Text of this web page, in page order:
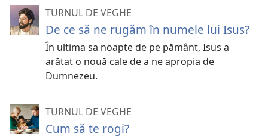
TURNUL DE VEGHE
De ce să ne rugăm în numele lui Isus?
În ultima sa noapte de pe pământ, Isus a
arătat o nouă cale de a ne apropia de
Dumnezeu.
TURNUL DE VEGHE
Cum să te rogi?